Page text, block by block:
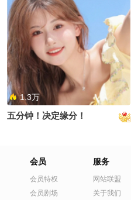
1.3万
五分钟！决定缘分！
会员
会员特权
会员剧场
服务
网站联盟
关于我们